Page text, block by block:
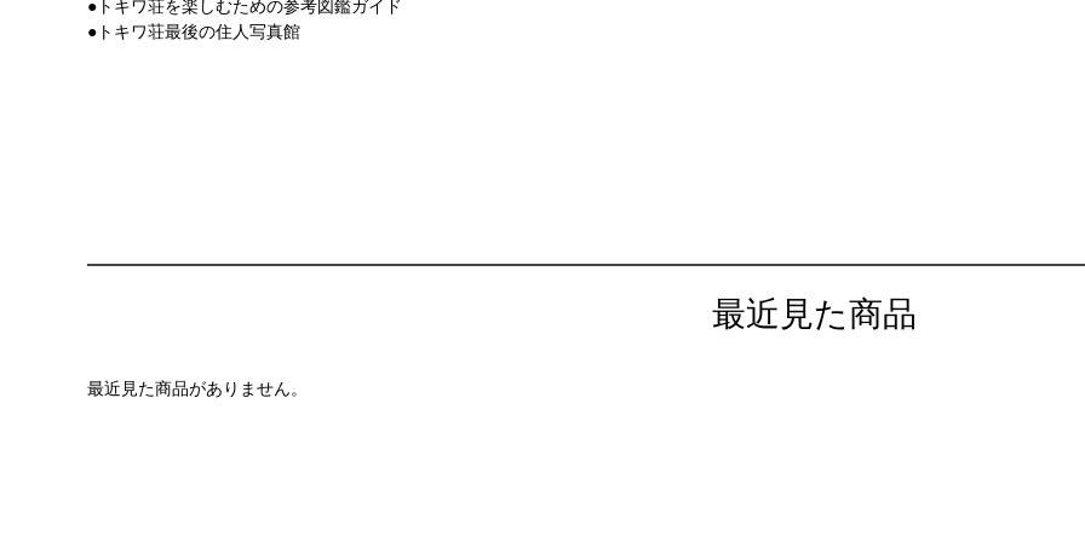
●トキワ荘を楽しむための参考図鑑ガイド
●トキワ荘最後の住人写真館
最近見た商品
最近見た商品がありません。